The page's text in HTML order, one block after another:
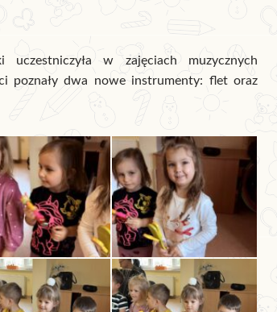
w zajęciach muzycznych
poznały dwa nowe instrumenty: flet oraz